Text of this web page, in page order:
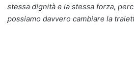
stessa dignità e la stessa forza,
possiamo davvero cambiare la